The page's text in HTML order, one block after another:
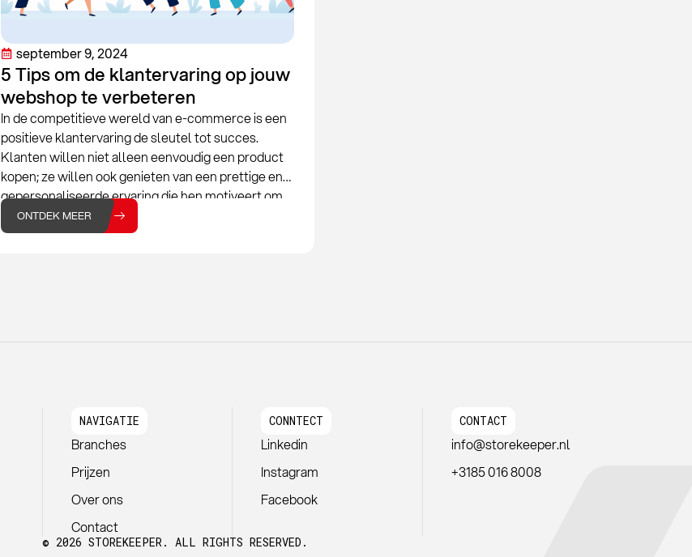
september 9, 2024
5 Tips om de klantervaring op jouw
webshop te verbeteren
In de competitieve wereld van e-commerce is een
positieve klantervaring de sleutel tot succes.
Klanten willen niet alleen eenvoudig een product
kopen; ze willen ook genieten van een prettige en
gepersonaliseerde ervaring die hen motiveert om
terug te keren. Om ervoor te zorgen dat jouw
webshop zich onderscheidt van de
ONTDEK MEER
NAVIGATIE
Branches
Prijzen
Over ons
Contact
CONNTECT
Linkedin
Instagram
Facebook
CONTACT
info@storekeeper.nl
+3185 016 8008
© 2026 STOREKEEPER. ALL RIGHTS RESERVED.